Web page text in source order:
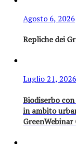
Agosto 6, 2026
Repliche dei
Luglio 21, 2026
Biodiserbo
in ambito